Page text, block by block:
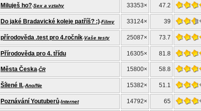
Miluješ ho?-Sex a vztahy 33353× 47.2
Do jaké Bradavické koleje patříš? :)-Filmy 33124× 39
přírodověda .test pro 4.ročník-Vaše testy 25087× 73.7
Přírodověda pro 4. třídu 16305× 81.8
Města Česka-ČR 15800× 58.8
Šílené II.-Ano/Ne 15382× 51.1
Poznávání Youtuberů-Internet 14792× 65